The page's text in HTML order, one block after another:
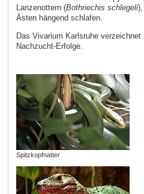
Lanzenottern (Bothriechis schlegeli
Ästen hängend schlafen.
Das Vivarium Karlsruhe verzeichnet
Nachzucht-Erfolge.
Spitzkopfnatter